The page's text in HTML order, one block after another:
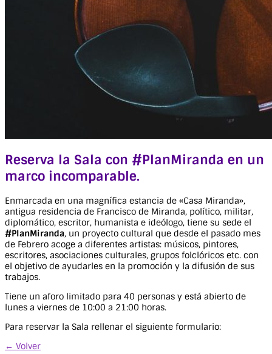
Reserva la Sala con #PlanMiranda en un
marco incomparable.
Enmarcada en una magnífica estancia de «Casa Miranda»,
antigua residencia de Francisco de Miranda, político, militar,
diplomático, escritor, humanista e ideólogo, tiene su sede el
#PlanMiranda, un proyecto cultural que desde el pasado mes
de Febrero acoge a diferentes artistas: músicos, pintores,
escritores, asociaciones culturales, grupos folclóricos etc. con
el objetivo de ayudarles en la promoción y la difusión de sus
trabajos.
Tiene un aforo limitado para 40 personas y está abierto de
lunes a viernes de 10:00 a 21:00 horas.
Para reservar la Sala rellenar el siguiente formulario:
← Volver